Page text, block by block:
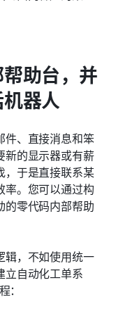
助台，并
器人
件、直接消息和笨
新的显示器或有薪
，于是直接联系某
率。您可以通过构
的零代码内部帮助
辑，不如使用统一
立自动化工单系